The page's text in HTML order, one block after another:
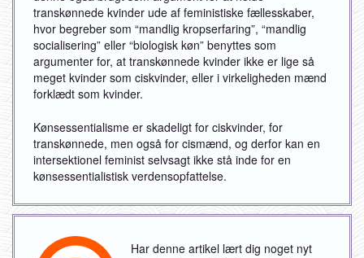
transkønnede kvinder ude af feministiske fællesskaber,
hvor begreber som “mandlig kropserfaring”, “mandlig
socialisering” eller “biologisk køn” benyttes som
argumenter for, at transkønnede kvinder ikke er lige så
meget kvinder som ciskvinder, eller i virkeligheden mænd
forklædt som kvinder.
Kønsessentialisme er skadeligt for ciskvinder, for
transkønnede, men også for cismænd, og derfor kan en
intersektionel feminist selvsagt ikke stå inde for en
kønsessentialistisk verdensopfattelse.
Har denne artikel lært dig noget nyt